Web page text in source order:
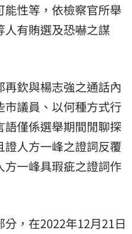
性等，依檢察官所舉
有賄選及恐嚇之謀
欽與楊志強之通話內
議員、以何種方式行
僅係選舉期間閒聊探
人方一峰之證詞反覆
一峰具瑕疵之證詞作
，在2022年12月21日